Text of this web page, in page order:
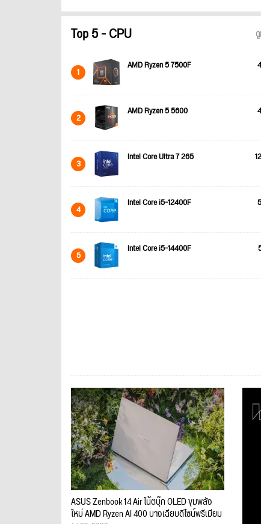
Top 5 - CPU
1 AMD Ryzen 5 7500F
2 AMD Ryzen 5 5600
3 Intel Core Ultra 7 265
4 Intel Core i5-12400F
5 Intel Core i5-14400F
ASUS Zenbook 14 Air โน้ตบุ๊ก OLED ขุมพลัง
ใหม่ AMD Ryzen AI 400 บางเฉียบดีไซน์พรีเมียม